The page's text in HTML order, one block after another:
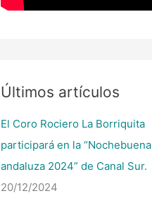
Últimos artículos
El Coro Rociero La Borriquita
participará en la “Nochebuena
andaluza 2024” de Canal Sur.
20/12/2024